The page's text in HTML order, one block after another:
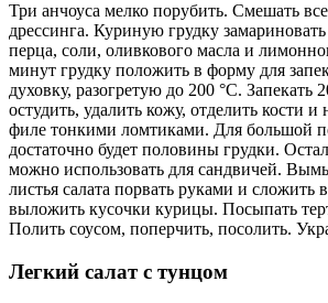
Три анчоуса мелко порубить. Смешать
дрессинга. Куриную грудку
перца, соли, оливкового масла и
минут грудку положить в форму для
духовку, разогретую до 200 °С. Запекать
остудить, удалить кожу, отделить кости и
филе тонкими ломтиками. Для большой
достаточно будет половины грудки.
можно использовать для сандвичей.
листья салата порвать руками и сложить
выложить кусочки курицы. Посыпать
Полить соусом, поперчить, посолить.
Легкий салат с тунцом